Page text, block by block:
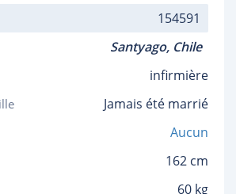
154591
Santyago, Chile
infirmière
Jamais été marrié
Aucun
162 cm
60 kg